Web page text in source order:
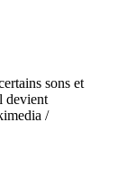
sons et
devient
/